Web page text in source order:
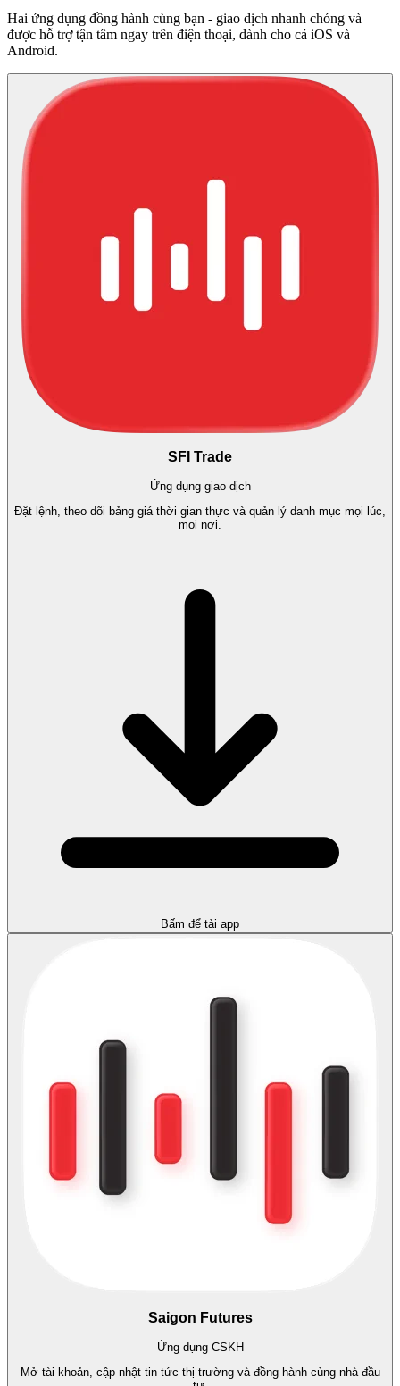
Hai ứng dụng đồng hành cùng bạn - giao dịch nhanh chóng và
được hỗ trợ tận tâm ngay trên điện thoại, dành cho cả iOS và
Android.
SFI Trade
Ứng dụng giao dịch
Đặt lệnh, theo dõi bảng giá thời gian thực và quản lý danh mục mọi lúc,
mọi nơi.
Bấm để tải app
Saigon Futures
Ứng dụng CSKH
Mở tài khoản, cập nhật tin tức thị trường và đồng hành cùng nhà đầu